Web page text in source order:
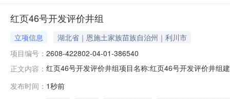
红页46号开发评价井组
立项信息
湖北省｜恩施土家族苗族自治州｜利川市
项目编号： 2608-422802-04-01-386540
正文内容： 红页46号开发评价井组项目名称:红页46号开发评价井组
田分公司采气一厂法人代表姓名:黄华项目单位性质:国
发布时间： 1秒前